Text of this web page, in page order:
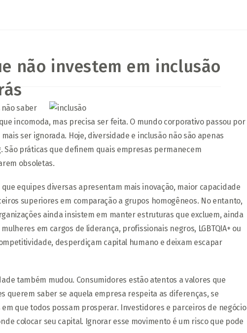
não investem em inclusão
saber
incomoda, mas precisa ser feita. O mundo corporativo passou por
ser ignorada. Hoje, diversidade e inclusão não são apenas
práticas que definem quais empresas permanecem
obsoletas.
equipes diversas apresentam mais inovação, maior capacidade
superiores em comparação a grupos homogêneos. No entanto,
ainda insistem em manter estruturas que excluem, ainda
em cargos de liderança, profissionais negros, LGBTQIA+ ou
desperdiçam capital humano e deixam escapar
também mudou. Consumidores estão atentos a valores que
querem saber se aquela empresa respeita as diferenças, se
que todos possam prosperar. Investidores e parceiros de negócio
colocar seu capital. Ignorar esse movimento é um risco que pode